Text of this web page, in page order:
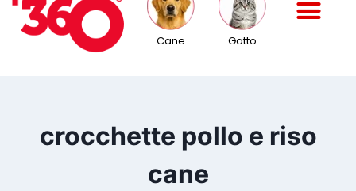
French
Cane Gatto
crocchette pollo e riso
cane